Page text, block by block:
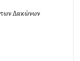
Λακώνων